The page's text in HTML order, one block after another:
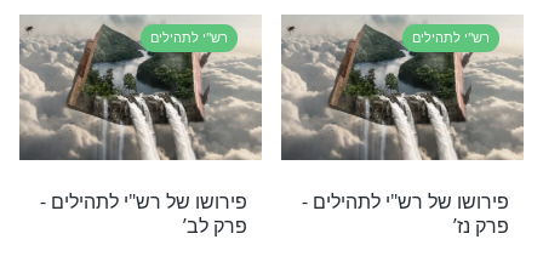
רש"י לתהילים -
פירושו של רש"י לתהילים -
פרק מב’
רש"י לתהילים